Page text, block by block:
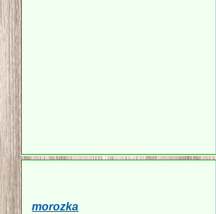
morozka